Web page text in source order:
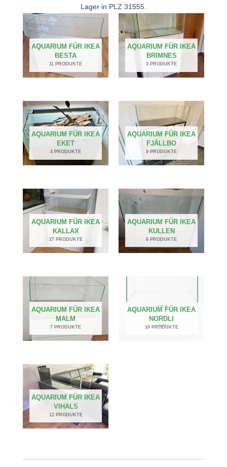
Lager in PLZ 31555.
AQUARIUM FÜR IKEA
BESTA
11 PRODUKTE
AQUARIUM FÜR IKEA
BRIMNES
3 PRODUKTE
AQUARIUM FÜR IKEA
EKET
4 PRODUKTE
AQUARIUM FÜR IKEA
FJÄLLBO
9 PRODUKTE
AQUARIUM FÜR IKEA
KALLAX
27 PRODUKTE
AQUARIUM FÜR IKEA
KULLEN
6 PRODUKTE
AQUARIUM FÜR IKEA
MALM
7 PRODUKTE
AQUARIUM FÜR IKEA
NORDLI
10 PRODUKTE
AQUARIUM FÜR IKEA
VIHALS
12 PRODUKTE